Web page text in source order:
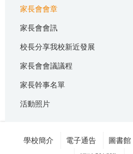
家長會會章
家長會會訊
校長分享我校新近發展
家長會會議議程
家長幹事名單
活動照片
學校簡介 電子通告 圖書館